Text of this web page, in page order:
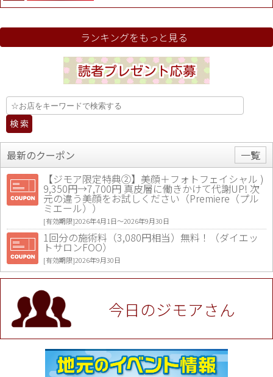
ランキングをもっと見る
最新のクーポン
一覧
【ジモア限定特典②】美顔＋フォトフェイシャル )
9,350円→7,700円 真皮層に働きかけて代謝UP! 次
元の違う美顔をお試しください（Premiere（プル
ミエール））
[有効期限]2026年4月1日〜2026年9月30日
1回分の施術料（3,080円相当）無料！（ダイエッ
トサロンFOO）
[有効期限]2026年9月30日
値段提示後「ジモア見た」で更に買い取り金額 U
P！※チケットと新品商品は除く（大黒屋 高田馬場
駅前店）
[有効期限]2026年9月30日
★ジモア限定特典★ お会計より全品5％OFF（ナチ
ュラル＆ハンドメイドショップ［マキマキ］）
[有効期限]2026年9月30日まで
【ジモア限定①】初回割引 特価 VIO脱毛11,000円
今日のジモアさん